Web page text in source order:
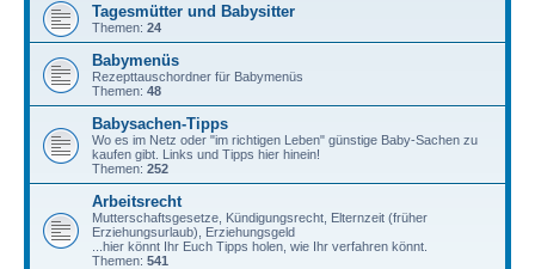
Tagesmütter und Babysitter
Themen: 24
Babymenüs
Rezepttauschordner für Babymenüs
Themen: 48
Babysachen-Tipps
Wo es im Netz oder "im richtigen Leben" günstige Baby-Sachen zu
kaufen gibt. Links und Tipps hier hinein!
Themen: 252
Arbeitsrecht
Mutterschaftsgesetze, Kündigungsrecht, Elternzeit (früher
Erziehungsurlaub), Erziehungsgeld
...hier könnt Ihr Euch Tipps holen, wie Ihr verfahren könnt.
Themen: 541